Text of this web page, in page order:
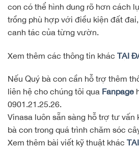
con có thể hình dung rõ hơn cách
trồng phù hợp với điều kiện đất
canh tác của từng vườn.
Xem thêm các thông tin khác TẠI
Nếu Quý bà con cần hỗ trợ thêm
liên hệ cho chúng tôi qua Fanpage
0901.21.25.26.
Vinasa luôn sẵn sàng hỗ trợ tư vấn
bà con trong quá trình chăm sóc
Xem thêm bài viết kỹ thuật khác